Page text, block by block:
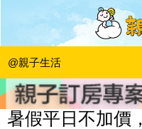
@親子生活
暑假平日不加價